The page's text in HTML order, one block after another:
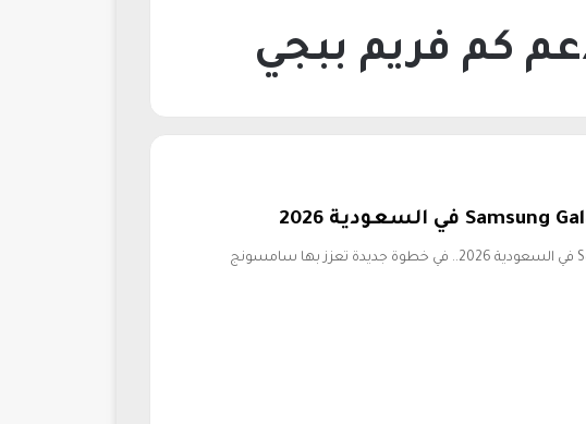
سعر Samsung Galaxy Tab S11 Ultra في السعودية 2026.. في خطوة جديدة تعزز بها سامسونج